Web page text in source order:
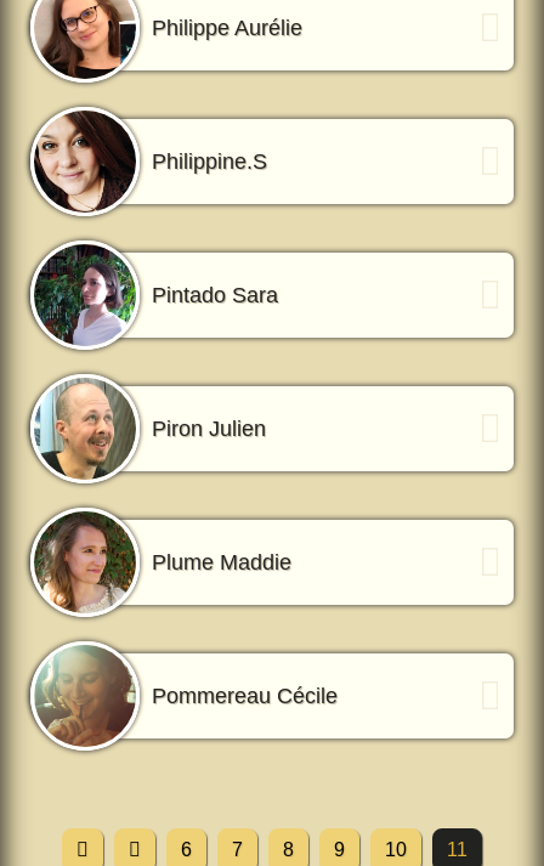
Philippe Aurélie
Philippine.S
Pintado Sara
Piron Julien
Plume Maddie
Pommereau Cécile
6 7 8 9 10 11